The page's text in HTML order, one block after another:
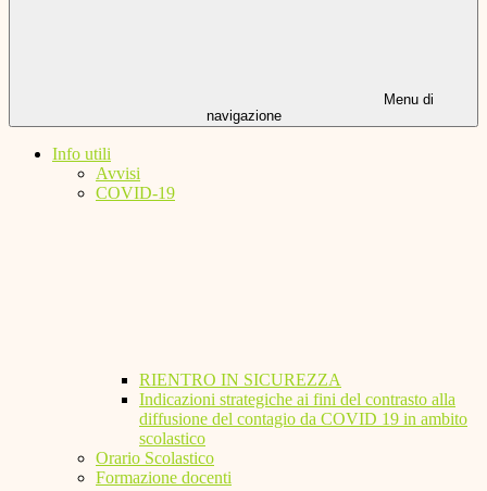
Menu di
navigazione
Info utili
Avvisi
COVID-19
RIENTRO IN SICUREZZA
Indicazioni strategiche ai fini del contrasto alla
diffusione del contagio da COVID 19 in ambito
scolastico
Orario Scolastico
Formazione docenti